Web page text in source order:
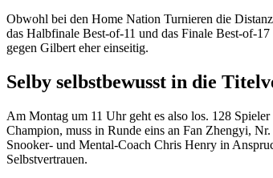
Obwohl bei den Home Nation Turnieren die
das Halbfinale Best-of-11 und das Finale Best-of-
gegen Gilbert eher einseitig.
Selby selbstbewusst in die
Am Montag um 11 Uhr geht es also los. 128
Champion, muss in Runde eins an Fan Zhengyi,
Snooker- und Mental-Coach Chris Henry in
Selbstvertrauen.